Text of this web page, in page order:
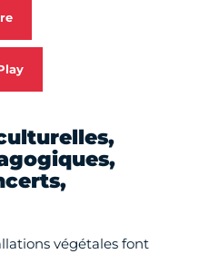
végétales font